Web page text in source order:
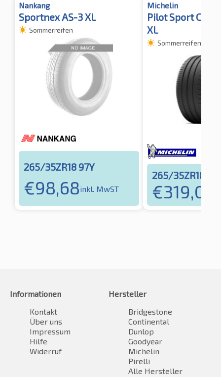
Nankang
Sportnex AS-3 XL
Sommerreifen
265/35ZR18 97Y
€98,68inkl. MwST
Michelin
Pilot Sport Cup
XL
Sommerreifen
265/35ZR18
€319,06
Informationen
Kontakt
Über uns
Impressum
Hilfe
Widerruf
Hersteller
Bridgestone
Continental
Dunlop
Goodyear
Michelin
Pirelli
Alle Hersteller